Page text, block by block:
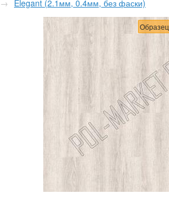
→ Elegant (2.1мм, 0.4мм, без фаски)